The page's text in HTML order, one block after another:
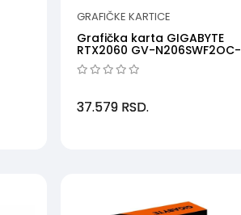
GRAFIČKE KARTICE
Grafička karta GIGABYTE
RTX2060 GV-N206SWF2OC-
8GD 1.1 NVD8GBGDDR62...
37.579 RSD.